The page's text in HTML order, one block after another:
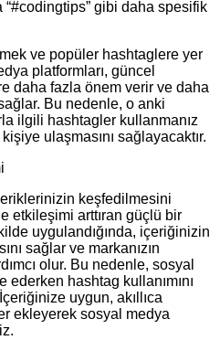
“#codingtips” gibi daha spesifik
ve popüler hashtaglere yer
platformları, güncel
daha fazla önem verir ve daha
Bu nedenle, o anki
ilgili hashtagler kullanmanız
ulaşmasını sağlayacaktır.
keşfedilmesini
etkileşimi arttıran güçlü bir
uygulandığında, içeriğinizin
sağlar ve markanızın
olur. Bu nedenle, sosyal
ederken hashtag kullanımını
uygun, akıllıca
ekleyerek sosyal medya